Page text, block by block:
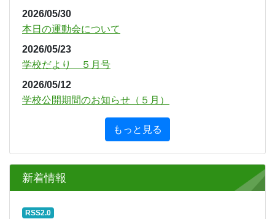
2026/05/30
本日の運動会について
2026/05/23
学校だより ５月号
2026/05/12
学校公開期間のお知らせ（５月）
もっと見る
新着情報
RSS2.0